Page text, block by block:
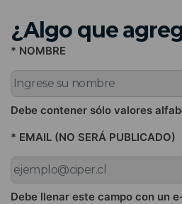
¿Algo que
* NOMBRE
Debe contener sólo valores
* EMAIL (NO SERÁ PUBLICADO)
Debe llenar este campo con un